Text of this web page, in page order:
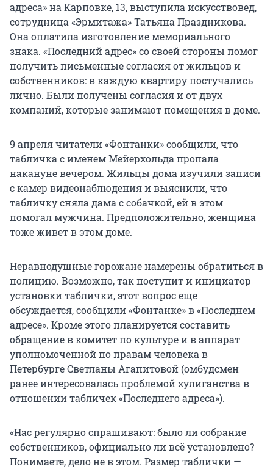
адреса» на Карповке, 13, выступила искусствовед,
сотрудница «Эрмитажа» Татьяна Праздникова.
Она оплатила изготовление мемориального
знака. «Последний адрес» со своей стороны помог
получить письменные согласия от жильцов и
собственников: в каждую квартиру постучались
лично. Были получены согласия и от двух
компаний, которые занимают помещения в доме.
9 апреля читатели «Фонтанки» сообщили, что
табличка с именем Мейерхольда пропала
накануне вечером. Жильцы дома изучили записи
с камер видеонаблюдения и выяснили, что
табличку сняла дама с собачкой, ей в этом
помогал мужчина. Предположительно, женщина
тоже живет в этом доме.
Неравнодушные горожане намерены обратиться в
полицию. Возможно, так поступит и инициатор
установки таблички, этот вопрос еще
обсуждается, сообщили «Фонтанке» в «Последнем
адресе». Кроме этого планируется составить
обращение в комитет по культуре и в аппарат
уполномоченной по правам человека в
Петербурге Светланы Агапитовой (омбудсмен
ранее интересовалась проблемой хулиганства в
отношении табличек «Последнего адреса»).
«Нас регулярно спрашивают: было ли собрание
собственников, официально ли всё установлено?
Понимаете, дело не в этом. Размер таблички —